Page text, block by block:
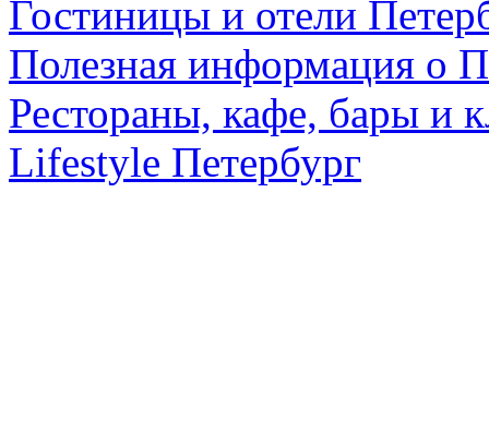
Гостиницы и отели
Полезная информация о
Рестораны, кафе, бары и
Lifestyle Петербург